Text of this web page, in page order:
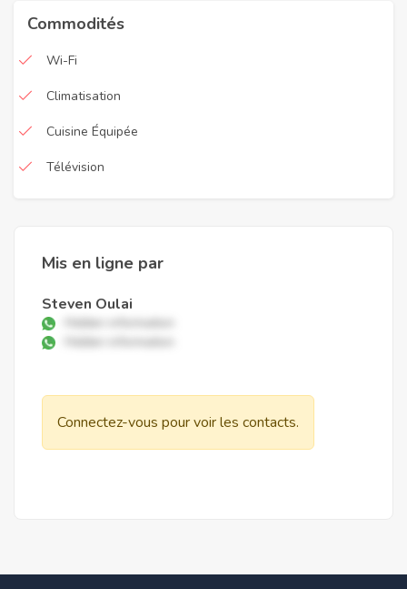
Commodités
Wi-Fi
Climatisation
Cuisine Équipée
Télévision
Mis en ligne par
Steven Oulai
Hidden information
Hidden information
Connectez-vous pour voir les contacts.